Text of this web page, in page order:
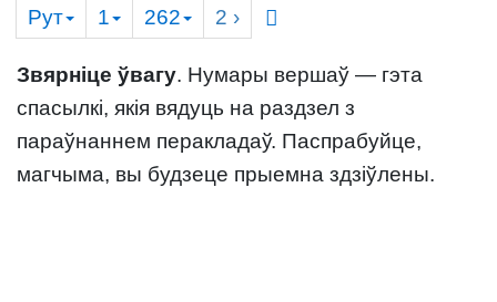
Рут 1 262 2 ›
Звярніце ўвагу. Нумары вершаў — гэта
спасылкі, якія вядуць на раздзел з
параўнаннем перакладаў. Паспрабуйце,
магчыма, вы будзеце прыемна здзіўлены.